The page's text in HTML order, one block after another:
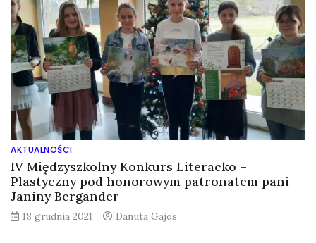
AKTUALNOŚCI
IV Międzyszkolny Konkurs Literacko –
Plastyczny pod honorowym patronatem pani
Janiny Bergander
18 grudnia 2021 Danuta Gajos